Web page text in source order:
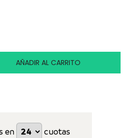
AÑADIR AL CARRITO
en cuotas